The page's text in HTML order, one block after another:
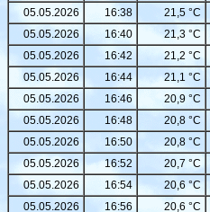
05.05.2026
16:38 21,5 °C
05.05.2026
16:40 21,3 °C
05.05.2026
16:42 21,2 °C
05.05.2026
16:44 21,1 °C
05.05.2026
16:46 20,9 °C
05.05.2026
16:48 20,8 °C
05.05.2026
16:50 20,8 °C
05.05.2026
16:52 20,7 °C
05.05.2026
16:54 20,6 °C
05.05.2026
16:56 20,6 °C